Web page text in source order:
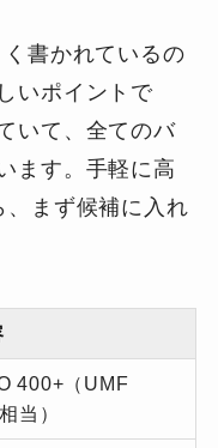
書かれているの
いポイントで
いて、全てのバ
ます。手軽に高
、まず候補に入れ
400+（UMF
当）